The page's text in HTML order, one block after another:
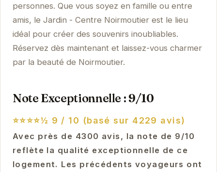
personnes. Que vous soyez en famille ou entre
amis, le Jardin - Centre Noirmoutier est le lieu
idéal pour créer des souvenirs inoubliables.
Réservez dès maintenant et laissez-vous charmer
par la beauté de Noirmoutier.
Note Exceptionnelle : 9/10
⭐⭐⭐⭐½ 9 / 10 (basé sur 4229 avis)
Avec près de 4300 avis, la note de 9/10
reflète la qualité exceptionnelle de ce
logement. Les précédents voyageurs ont